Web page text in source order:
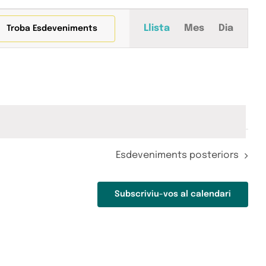
Troba Esdeveniments Llista Mes Dia
Esdeveniments posteriors
Subscriviu-vos al calendari